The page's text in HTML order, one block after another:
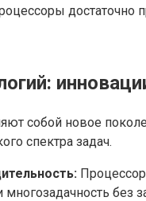
собой новое
спектра задач.
без